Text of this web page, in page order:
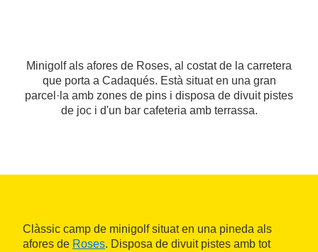
Minigolf als afores de Roses, al costat de la carretera
que porta a Cadaqués. Està situat en una gran
parcel·la amb zones de pins i disposa de divuit pistes
de joc i d'un bar cafeteria amb terrassa.
Clàssic camp de minigolf situat en una pineda als
afores de Roses. Disposa de divuit pistes amb tot